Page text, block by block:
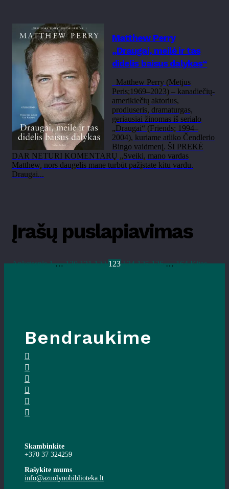
Matthew Perry
„Draugai, meilė ir tas
didelis baisus dalykas“
Matthew Perry (Metjus
Peris;1969–2023) – kanadiečių-
amerikiečių aktorius,
prodiuseris, dramaturgas,
geriausiai žinomas iš serialo
„Draugai“ (Friends; 1994–
2004), kuriame atliko Čendlerio
Bingo vaidmenį. ŠI PREKĖ
DAR NETURI KOMENTARŲ „Sveiki, mano vardas
Matthew, nors daugelis mane turbūt pažįstate kitu vardu.
Draugai...
Įrašų puslapiavimas
Ankstesnis 1 … 120 121 122 123 124 125 126 … 164 Kitas
Bendraukime
Skambinkite
+370 37 324259
Rašykite mums
info@azuolynobiblioteka.lt